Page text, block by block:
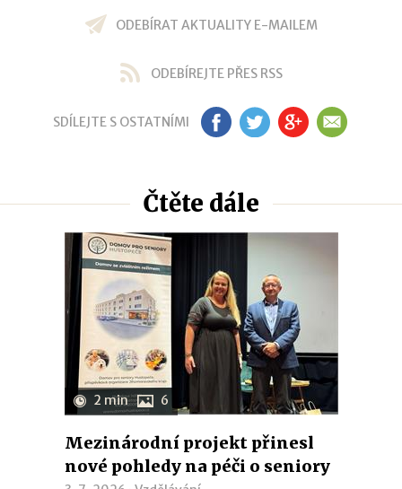
ODEBÍRAT AKTUALITY E-MAILEM
ODEBÍREJTE PŘES RSS
SDÍLEJTE S OSTATNÍMI FB TW GP EM
Čtěte dále
2 min 6
Mezinárodní projekt přinesl
nové pohledy na péči o seniory